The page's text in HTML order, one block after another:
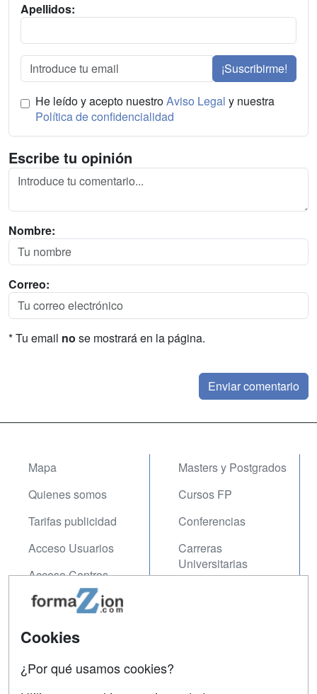
Apellidos:
¡Suscribirme!
He leído y acepto nuestroAviso Legal y nuestra
Política de confidencialidad
Escribe tu opinión
Nombre:
Correo:
* Tu email no se mostrará en la página.
Mapa
Quienes somos
Tarifas publicidad
Acceso Usuarios
Acceso Centros
Masters y Postgrados
Cursos FP
Conferencias
Carreras
Universitarias
Contactar
Cookies
¿Por qué usamos cookies?